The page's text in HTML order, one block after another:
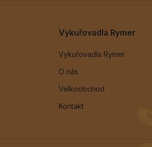
Vykuřovadla Rymer
Vykuřovadla Rymer
O nás
Velkoobchod
Kontakt